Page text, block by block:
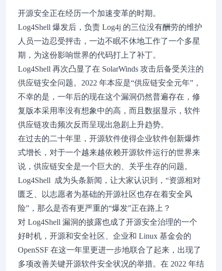
开源安全正在经历一个加速变革的时期。
Log4Shell 爆发后，负责 Log4j 的三位没有酬劳的维护
人员一边忍受抨击，一边不眠不休地工作了一个多星
期，为这份影响世界的代码打上了补丁。
Log4Shell 再次凸显了在 SolarWinds 攻击后备受关注的
供应链安全问题。2022 年本应是“供应链安全元年”，
不幸的是，一年后的现在这个漏洞仍然普遍存在，修
复版本采用率没有想象中的高，而且数据显示，软件
供应链攻击频次反而呈现出急剧上升趋势。
在过去的二十年里，开源软件使得企业软件创新爆炸
式增长，对于一个越来越依赖开源软件运行的世界来
说，供应链安全是一个巨大的、关乎生存的问题。
Log4Shell 成为头条新闻，让大家认识到，“资源相对
匮乏、以志愿者为基础的开源社区也存在着安全风
险”，那么是否有更严重的“爆发”正在路上？
对 Log4Shell 漏洞的披露也成了开源安全治理的一个
好时机，开源和安全社区、企业和 Linux 基金会的
OpenSSF 在这一年里更进一步地联合了起来，出现了
多项改善关键开源软件安全状况的举措。在 2022 年结